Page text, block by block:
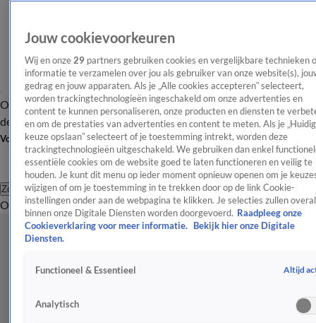
OverzichtAfleveringen Entertainment TV Algemeen
Tip
de redactieNieuwsbrief
Volg Shownieuws
Zoeken
OverzichtEntertainmentSpraakmakendRealityCrimeVideo's
Jouw cookievoorkeuren
Wij en onze 29 partners gebruiken cookies en vergelijkbare technieken
informatie te verzamelen over jou als gebruiker van onze website(s),
gedrag en jouw apparaten. Als je „Alle cookies accepteren” selecteert,
worden trackingtechnologieën ingeschakeld om onze advertenties en
content te kunnen personaliseren, onze producten en diensten te
en om de prestaties van advertenties en content te meten. Als je
keuze opslaan” selecteert of je toestemming intrekt, worden deze
trackingtechnologieën uitgeschakeld. We gebruiken dan enkel
essentiële cookies om de website goed te laten functioneren en veilig te
houden. Je kunt dit menu op ieder moment opnieuw openen om je
wijzigen of om je toestemming in te trekken door op de link Cookie-
instellingen onder aan de webpagina te klikken. Je selecties zullen overal
binnen onze Digitale Diensten worden doorgevoerd. Raadpleeg onze
Cookieverklaring voor meer informatie.
Bekijk hier onze Digitale
Diensten.
Functioneel & Essentieel Altijd
Analytisch